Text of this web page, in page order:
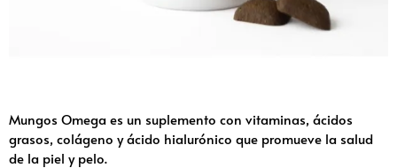
Mungos Omega es un suplemento con vitaminas, ácidos
grasos, colágeno y ácido hialurónico que promueve la salud
de la piel y pelo.